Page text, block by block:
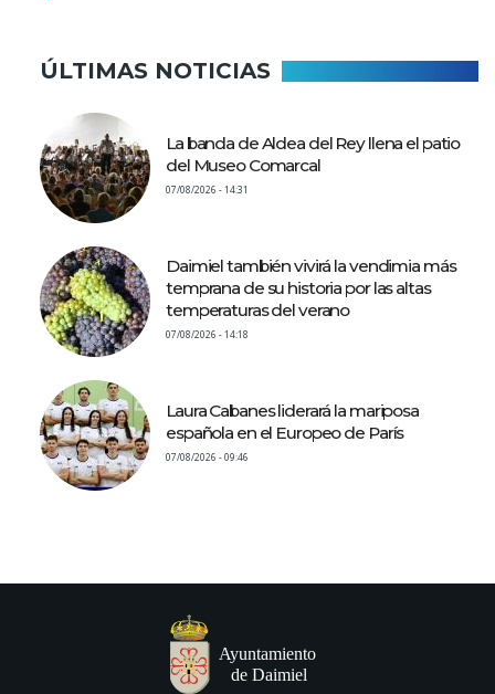
ÚLTIMAS NOTICIAS
La banda de Aldea del Rey llena el patio
del Museo Comarcal
07/08/2026 - 14:31
Daimiel también vivirá la vendimia más
temprana de su historia por las altas
temperaturas del verano
07/08/2026 - 14:18
Laura Cabanes liderará la mariposa
española en el Europeo de París
07/08/2026 - 09:46